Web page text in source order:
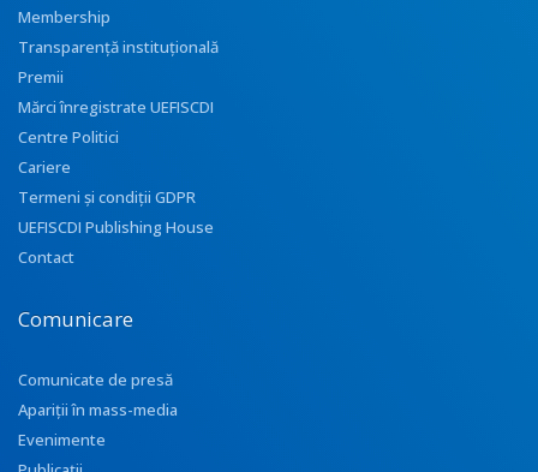
Membership
Transparenţă instituţională
Premii
Mărci înregistrate UEFISCDI
Centre Politici
Cariere
Termeni și condiții GDPR
UEFISCDI Publishing House
Contact
Comunicare
Comunicate de presă
Apariţii în mass-media
Evenimente